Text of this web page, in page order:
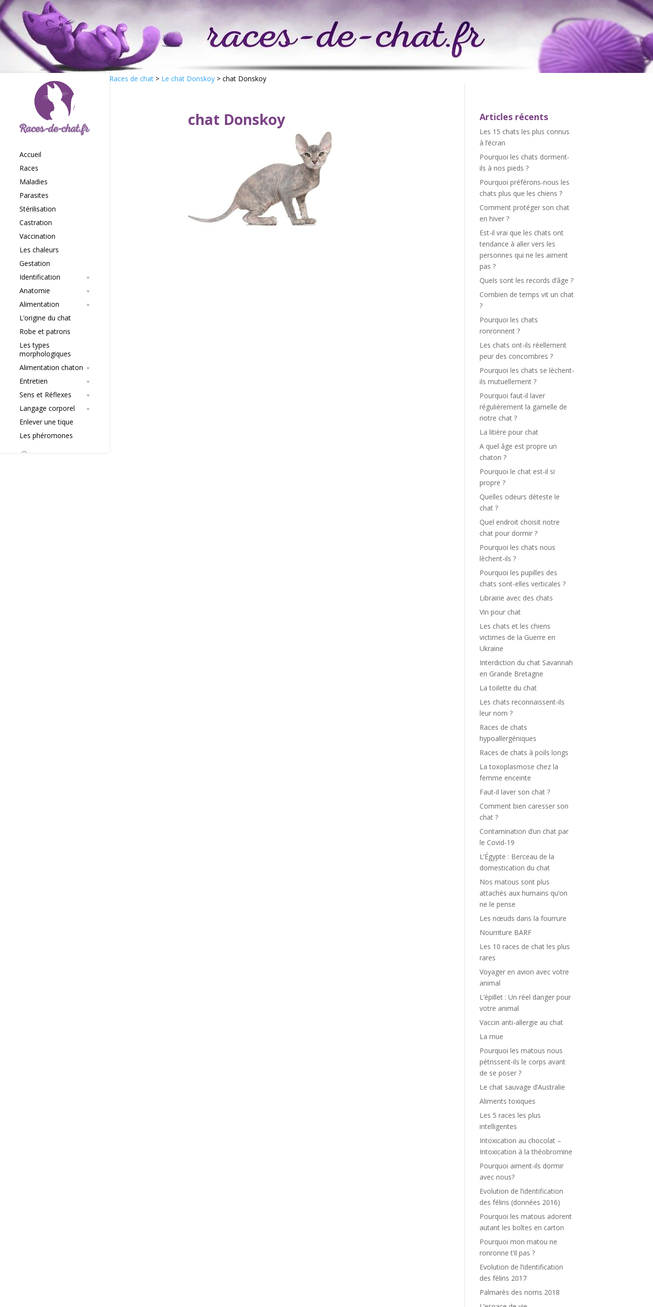
Accueil
Races
Maladies
Parasites
Stérilisation
Castration
Vaccination
Les chaleurs
Gestation
Identification
Anatomie
Alimentation
L’origine du chat
Robe et patrons
Les types
morphologiques
Alimentation chaton
Entretien
Sens et Réflexes
Langage corporel
Enlever une tique
Les phéromones
Races de chat > Le chat Donskoy > chat Donskoy
chat Donskoy Articles récents
Les 15 chats les plus connus
à l’écran
Pourquoi les chats dorment-
ils à nos pieds ?
Pourquoi préférons-nous les
chats plus que les chiens ?
Comment protéger son chat
en hiver ?
Est-il vrai que les chats ont
tendance à aller vers les
personnes qui ne les aiment
pas ?
Quels sont les records d’âge ?
Combien de temps vit un chat
?
Pourquoi les chats
ronronnent ?
Les chats ont-ils réellement
peur des concombres ?
Pourquoi les chats se lèchent-
ils mutuellement ?
Pourquoi faut-il laver
régulièrement la gamelle de
notre chat ?
La litière pour chat
A quel âge est propre un
chaton ?
Pourquoi le chat est-il si
propre ?
Quelles odeurs déteste le
chat ?
Quel endroit choisit notre
chat pour dormir ?
Pourquoi les chats nous
lèchent-ils ?
Pourquoi les pupilles des
chats sont-elles verticales ?
Librairie avec des chats
Vin pour chat
Les chats et les chiens
victimes de la Guerre en
Ukraine
Interdiction du chat Savannah
en Grande Bretagne
La toilette du chat
Les chats reconnaissent-ils
leur nom ?
Races de chats
hypoallergéniques
Races de chats à poils longs
La toxoplasmose chez la
femme enceinte
Faut-il laver son chat ?
Comment bien caresser son
chat ?
Contamination d’un chat par
le Covid-19
L’Égypte : Berceau de la
domestication du chat
Nos matous sont plus
attachés aux humains qu’on
ne le pense
Les nœuds dans la fourrure
Nourriture BARF
Les 10 races de chat les plus
rares
Voyager en avion avec votre
animal
L’épillet : Un réel danger pour
votre animal
Vaccin anti-allergie au chat
La mue
Pourquoi les matous nous
pétrissent-ils le corps avant
de se poser ?
Le chat sauvage d’Australie
Aliments toxiques
Les 5 races les plus
intelligentes
Intoxication au chocolat –
Intoxication à la théobromine
Pourquoi aiment-ils dormir
avec nous?
Evolution de l’identification
des félins (données 2016)
Pourquoi les matous adorent
autant les boîtes en carton
Pourquoi mon matou ne
ronronne t’il pas ?
Evolution de l’identification
des félins 2017
Palmarès des noms 2018